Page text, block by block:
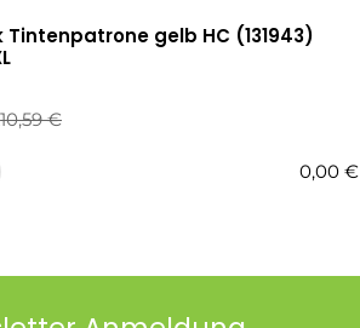
Tintenpatrone gelb HC (131943)
10,59 €
0,00 €